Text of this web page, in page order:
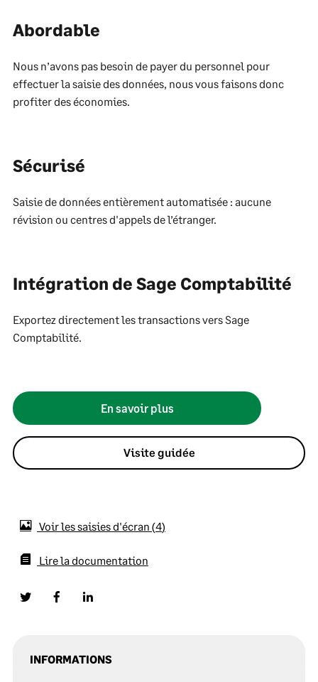
Abordable
Nous n’avons pas besoin de payer du personnel pour
effectuer la saisie des données, nous vous faisons donc
profiter des économies.
Sécurisé
Saisie de données entièrement automatisée : aucune
révision ou centres d'appels de l’étranger.
Intégration de Sage Comptabilité
Exportez directement les transactions vers Sage
Comptabilité.
En savoir plus
Visite guidée
Voir les saisies d'écran 4
Lire la documentation
INFORMATIONS